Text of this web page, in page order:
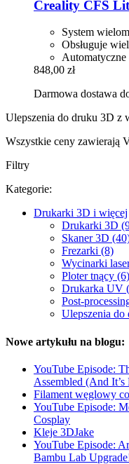
Creality CFS
System
Obsługuje
Automatyczne
848,00 zł
Darmowa dostawa
Ulepszenia do druku 3D z
Wszystkie ceny zawierają
Filtry
Kategorie:
Drukarki 3D i więcej
Drukarki 3D
Skaner 3D
Frezarki (8)
Wycinarki
Ploter tnący (6)
Drukarka UV
Post-
Ulepszenia do
Nowe artykułu na blogu:
YouTube Episode:
Assembled (And It’s
Filament węglowy
YouTube Episode:
Cosplay
Kleje 3DJake
YouTube Episode:
Bambu Lab